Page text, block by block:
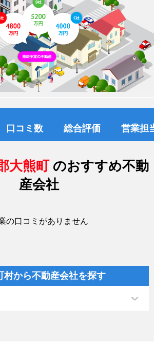
口コミ数 総合評価 営業担
大熊町 のおすすめ不動
産会社
の口コミがありません
村から不動産会社を探す